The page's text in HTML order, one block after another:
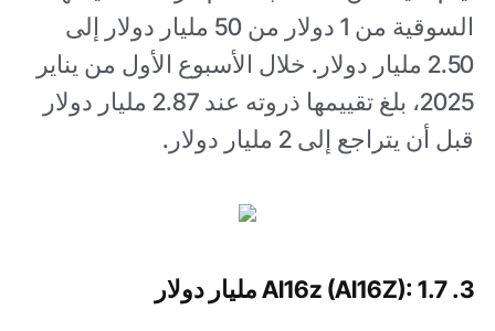
السوقية من 1 دولار من 50 مليار دولار إلى
2.50 مليار دولار. خلال الأسبوع الأول من يناير
2025، بلغ تقييمها ذروته عند 2.87 مليار دولار
قبل أن يتراجع إلى 2 مليار دولار.
3. AI16z (AI16Z): 1.7 مليار دولار